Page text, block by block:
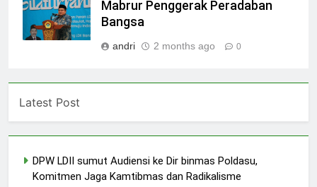
Mabrur Penggerak Peradaban
Bangsa
andri 2 months ago 0
Latest Post
DPW LDII sumut Audiensi ke Dir binmas Poldasu,
Komitmen Jaga Kamtibmas dan Radikalisme